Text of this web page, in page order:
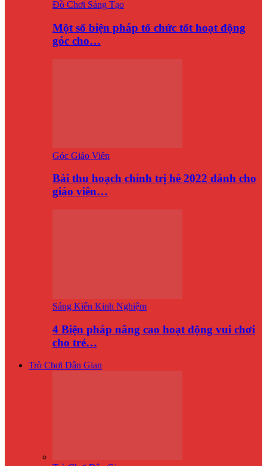
Đồ Chơi Sáng Tạo
Một số biện pháp tổ chức tốt hoạt động
góc cho…
Góc Giáo Viên
Bài thu hoạch chính trị hè 2022 dành cho
giáo viên…
Sáng Kiến Kinh Nghiệm
4 Biện pháp nâng cao hoạt động vui chơi
cho trẻ…
Trò Chơi Dân Gian